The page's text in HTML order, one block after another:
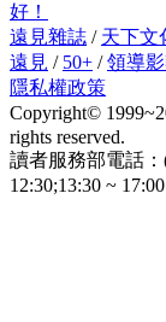
好！
遠見雜誌 / 天下文
遠見 / 50+ /領導
隱私權政策
Copyright©
rights reserved.
讀者服務部電話
12:30;13:30 ~